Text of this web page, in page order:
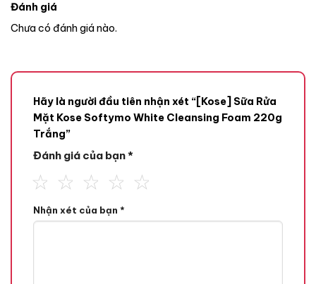
Đánh giá
Chưa có đánh giá nào.
Hãy là người đầu tiên nhận xét “[Kose] Sữa Rửa
Mặt Kose Softymo White Cleansing Foam 220g
Trắng”
Đánh giá của bạn*
Nhận xét của bạn *